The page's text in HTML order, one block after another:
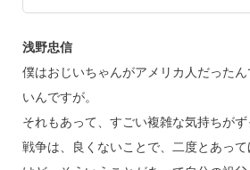
浅野忠信
僕はおじいちゃんがアメリカ人だった
いんですが。
それもあって、すごい複雑な気持ちがず
戦争は、良くないことで、二度とあっ